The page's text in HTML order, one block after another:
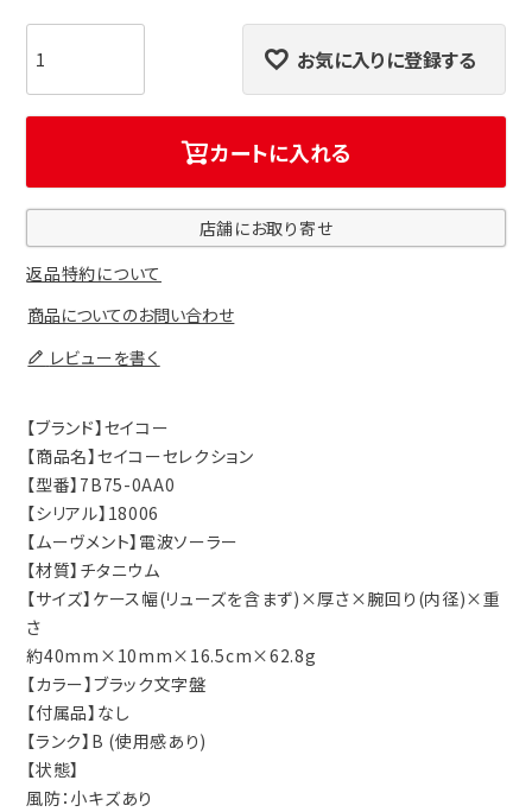
お気に入りに登録する
カートに入れる
店舗にお取り寄せ
返品特約について
商品についてのお問い合わせ
レビューを書く
【ブランド】セイコー
【商品名】セイコーセレクション
【型番】7B75-0AA0
【シリアル】18006
【ムーヴメント】電波ソーラー
【材質】チタニウム
【サイズ】ケース幅(リューズを含まず)×厚さ×腕回り(内径)×重
さ
約40mm×10mm×16.5cm×62.8g
【カラー】ブラック文字盤
【付属品】なし
【ランク】B (使用感あり)
【状態】
風防：小キズあり